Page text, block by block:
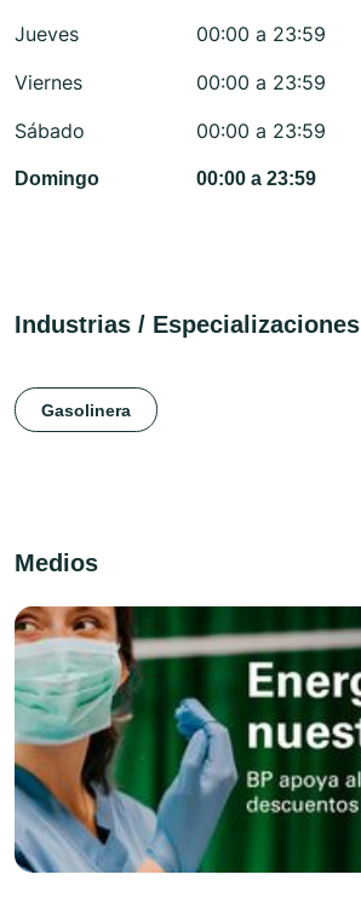
Jueves
00:00 a 23:59
Viernes
00:00 a 23:59
Sábado
00:00 a 23:59
Domingo 00:00 a 23:59
Industrias / Especializaciones
Gasolinera
Medios